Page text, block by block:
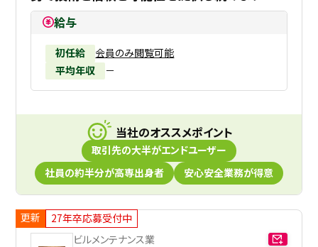
給与
初任給
会員のみ閲覧可能
平均年収
－
当社のオススメポイント
取引先の大半がエンドユーザー
社員の約半分が高専出身者
安心安全業務が得意
更新
27年卒応募受付中
ビルメンテナンス業